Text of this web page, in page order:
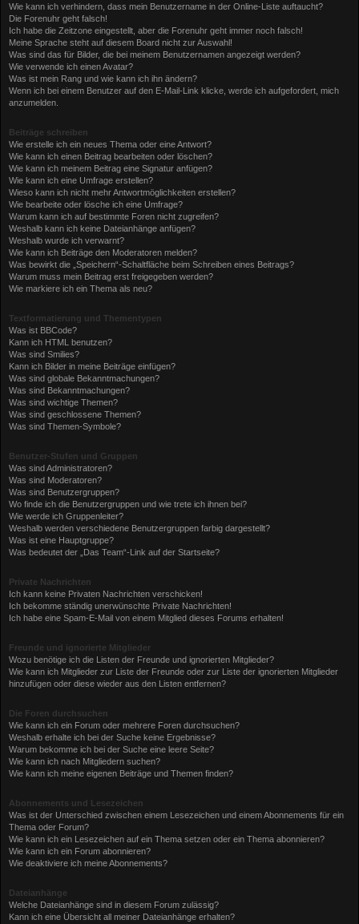
Wie kann ich verhindern, dass mein Benutzername in der Online-Liste auftaucht?
Die Forenuhr geht falsch!
Ich habe die Zeitzone eingestellt, aber die Forenuhr geht immer noch falsch!
Meine Sprache steht auf diesem Board nicht zur Auswahl!
Was sind das für Bilder, die bei meinem Benutzernamen angezeigt werden?
Wie verwende ich einen Avatar?
Was ist mein Rang und wie kann ich ihn ändern?
Wenn ich bei einem Benutzer auf den E-Mail-Link klicke, werde ich aufgefordert, mich
anzumelden.
Beiträge schreiben
Wie erstelle ich ein neues Thema oder eine Antwort?
Wie kann ich einen Beitrag bearbeiten oder löschen?
Wie kann ich meinem Beitrag eine Signatur anfügen?
Wie kann ich eine Umfrage erstellen?
Wieso kann ich nicht mehr Antwortmöglichkeiten erstellen?
Wie bearbeite oder lösche ich eine Umfrage?
Warum kann ich auf bestimmte Foren nicht zugreifen?
Weshalb kann ich keine Dateianhänge anfügen?
Weshalb wurde ich verwarnt?
Wie kann ich Beiträge den Moderatoren melden?
Was bewirkt die „Speichern“-Schaltfläche beim Schreiben eines Beitrags?
Warum muss mein Beitrag erst freigegeben werden?
Wie markiere ich ein Thema als neu?
Textformatierung und Thementypen
Was ist BBCode?
Kann ich HTML benutzen?
Was sind Smilies?
Kann ich Bilder in meine Beiträge einfügen?
Was sind globale Bekanntmachungen?
Was sind Bekanntmachungen?
Was sind wichtige Themen?
Was sind geschlossene Themen?
Was sind Themen-Symbole?
Benutzer-Stufen und Gruppen
Was sind Administratoren?
Was sind Moderatoren?
Was sind Benutzergruppen?
Wo finde ich die Benutzergruppen und wie trete ich ihnen bei?
Wie werde ich Gruppenleiter?
Weshalb werden verschiedene Benutzergruppen farbig dargestellt?
Was ist eine Hauptgruppe?
Was bedeutet der „Das Team“-Link auf der Startseite?
Private Nachrichten
Ich kann keine Privaten Nachrichten verschicken!
Ich bekomme ständig unerwünschte Private Nachrichten!
Ich habe eine Spam-E-Mail von einem Mitglied dieses Forums erhalten!
Freunde und ignorierte Mitglieder
Wozu benötige ich die Listen der Freunde und ignorierten Mitglieder?
Wie kann ich Mitglieder zur Liste der Freunde oder zur Liste der ignorierten Mitglieder
hinzufügen oder diese wieder aus den Listen entfernen?
Die Foren durchsuchen
Wie kann ich ein Forum oder mehrere Foren durchsuchen?
Weshalb erhalte ich bei der Suche keine Ergebnisse?
Warum bekomme ich bei der Suche eine leere Seite?
Wie kann ich nach Mitgliedern suchen?
Wie kann ich meine eigenen Beiträge und Themen finden?
Abonnements und Lesezeichen
Was ist der Unterschied zwischen einem Lesezeichen und einem Abonnements für ein
Thema oder Forum?
Wie kann ich ein Lesezeichen auf ein Thema setzen oder ein Thema abonnieren?
Wie kann ich ein Forum abonnieren?
Wie deaktiviere ich meine Abonnements?
Dateianhänge
Welche Dateianhänge sind in diesem Forum zulässig?
Kann ich eine Übersicht all meiner Dateianhänge erhalten?